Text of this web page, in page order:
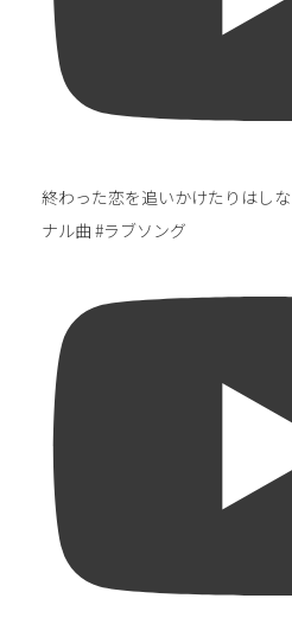
終わった恋を追いかけたりはし
ナル曲 #ラブソング